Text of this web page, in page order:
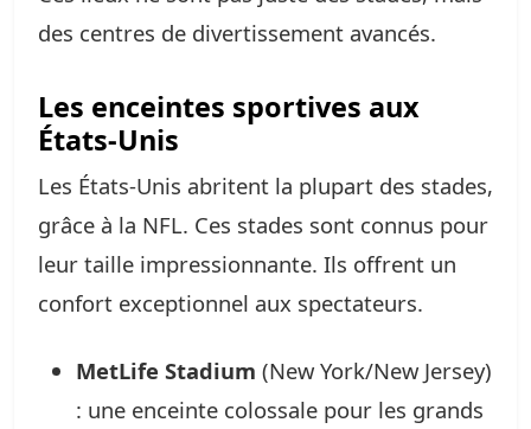
des centres de divertissement avancés.
Les enceintes sportives aux
États-Unis
Les États-Unis abritent la plupart des stades,
grâce à la NFL. Ces stades sont connus pour
leur taille impressionnante. Ils offrent un
confort exceptionnel aux spectateurs.
MetLife Stadium (New York/New Jersey)
: une enceinte colossale pour les grands